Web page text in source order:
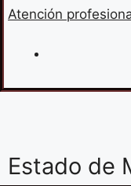
Atención
Estado de